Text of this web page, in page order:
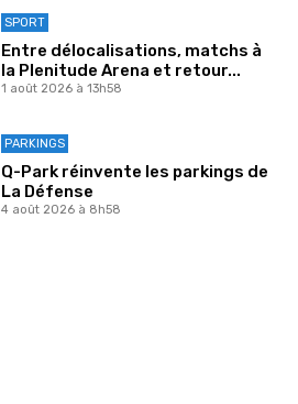
SPORT
Entre délocalisations, matchs à
la Plenitude Arena et retour...
1 août 2026 à 13h58
PARKINGS
Q-Park réinvente les parkings de
La Défense
4 août 2026 à 8h58